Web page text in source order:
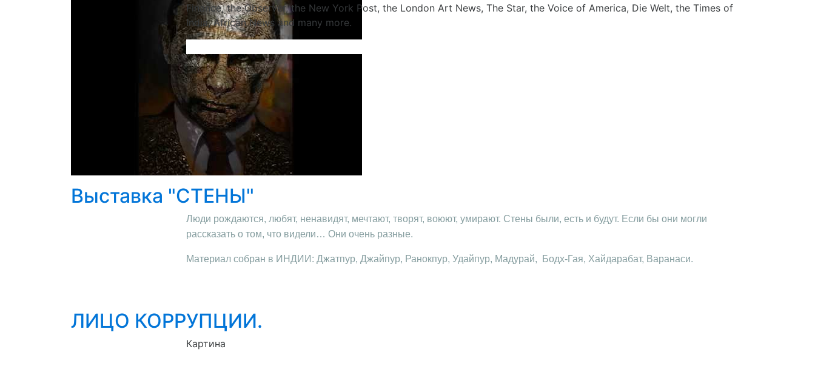
Finance, the Observer, the New York Post, the London Art News, The Star, the Voice of America, Die Welt, the Times of
India, African News and many more.
Выставка "СТЕНЫ"
Люди рождаются, любят, ненавидят, мечтают, творят, воюют, умирают. Стены были, есть и будут. Если бы они могли
рассказать о том, что видели… Они очень разные.
Материал собран в ИНДИИ: Джатпур, Джайпур, Ранокпур, Удайпур, Мадурай, Бодх-Гая, Хайдарабат, Варанаси.
ЛИЦО КОРРУПЦИИ.
Картина